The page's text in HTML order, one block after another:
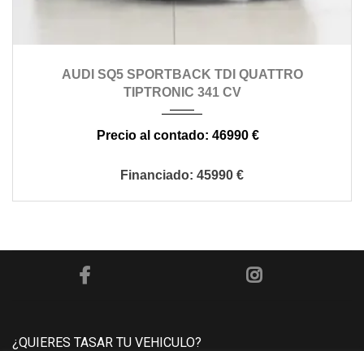
AUDI SQ5 SPORTBACK TDI QUATTRO
TIPTRONIC 341 CV
46990 €
45990 €
¿QUIERES TASAR TU VEHICULO?